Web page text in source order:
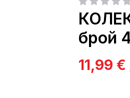
брой
рейтинг:
11,99